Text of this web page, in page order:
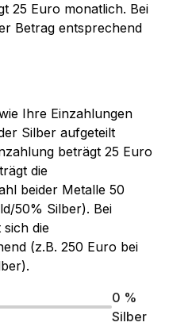
25 Euro monatlich. Bei
Betrag entsprechend
Ihre Einzahlungen
Silber aufgeteilt
beträgt 25 Euro
die
beider Metalle 50
50% Silber). Bei
die
(z.B. 250 Euro bei
0 %
Silber